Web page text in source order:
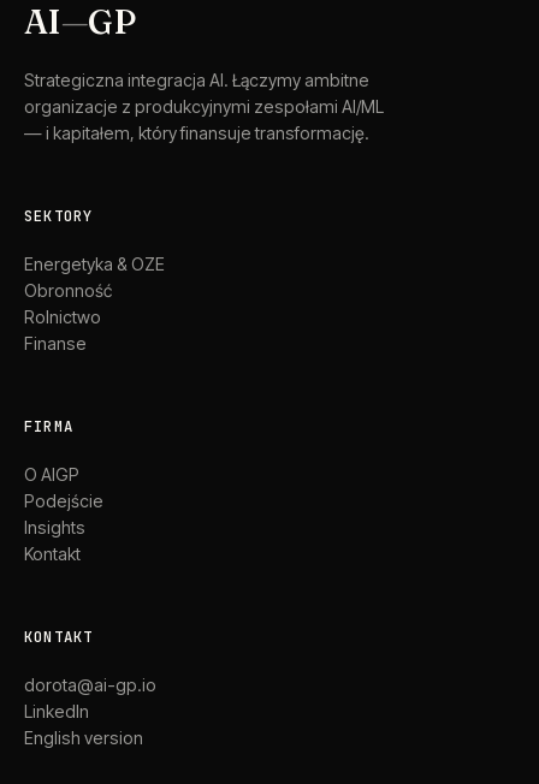
AI—GP
Strategiczna integracja AI. Łączymy ambitne
organizacje z produkcyjnymi zespołami AI/ML
— i kapitałem, który finansuje transformację.
SEKTORY
Energetyka & OZE
Obronność
Rolnictwo
Finanse
FIRMA
O AIGP
Podejście
Insights
Kontakt
KONTAKT
dorota@ai-gp.io
LinkedIn
English version